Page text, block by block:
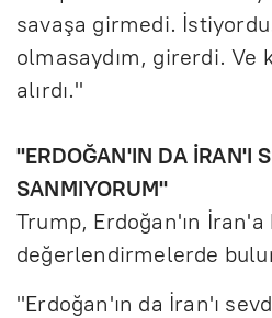
savaşa girmedi.
olmasaydım, girerdi. Ve
alırdı."
"ERDOĞAN'IN DA İRAN'I
SANMIYORUM"
Trump, Erdoğan'ın İran'a
değerlendirmelerde
"Erdoğan'ın da İran'ı